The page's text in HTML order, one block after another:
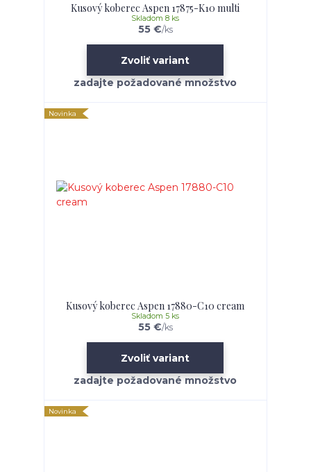
Kusový koberec Aspen 17875-K10 multi
55 €/ks
Skladom 8 ks
Zvoliť variant
Novinka
Kusový koberec Aspen 17880-C10 cream
55 €/ks
Skladom 5 ks
Zvoliť variant
Novinka